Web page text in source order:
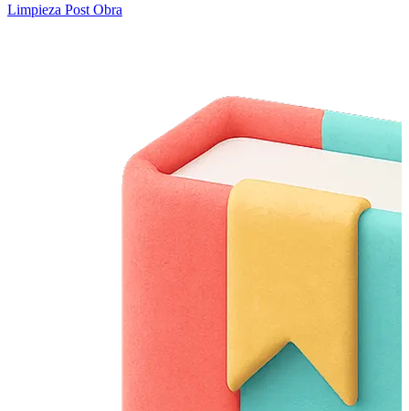
Limpieza Post Obra